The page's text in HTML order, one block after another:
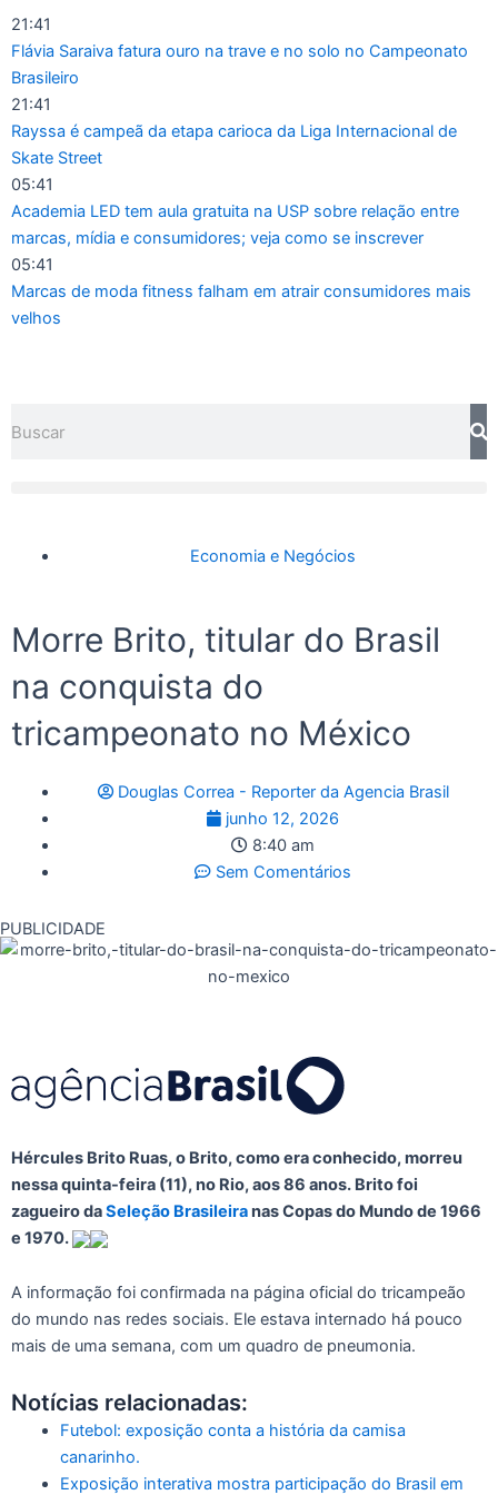
para
21:41
Flávia Saraiva fatura ouro na trave e no solo no Campeonato
Brasileiro
21:41
Rayssa é campeã da etapa carioca da Liga Internacional de
Skate Street
05:41
Academia LED tem aula gratuita na USP sobre relação entre
marcas, mídia e consumidores; veja como se inscrever
05:41
Marcas de moda fitness falham em atrair consumidores mais
velhos
Economia e Negócios
Morre Brito, titular do Brasil
na conquista do
tricampeonato no México
Douglas Correa - Reporter da Agencia Brasil
junho 12, 2026
8:40 am
Sem Comentários
PUBLICIDADE
Hércules Brito Ruas, o Brito, como era conhecido, morreu
nessa quinta-feira (11), no Rio, aos 86 anos. Brito foi
zagueiro daSeleção Brasileiranas Copas do Mundo de 1966
e 1970.
A informação foi confirmada na página oficial do tricampeão
do mundo nas redes sociais. Ele estava internado há pouco
mais de uma semana, com um quadro de pneumonia.
Notícias relacionadas:
Futebol: exposição conta a história da camisa
canarinho.
Exposição interativa mostra participação do Brasil em